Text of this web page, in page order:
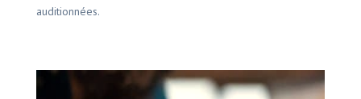
auditionnées.